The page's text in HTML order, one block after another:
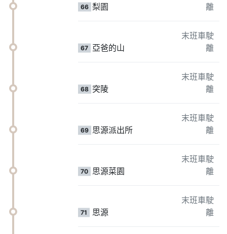
66 梨園
離
67 亞爸的山
末班車駛
離
68 突陵
末班車駛
離
69 思源派出所
末班車駛
離
70 思源菜園
末班車駛
離
71 思源
末班車駛
離